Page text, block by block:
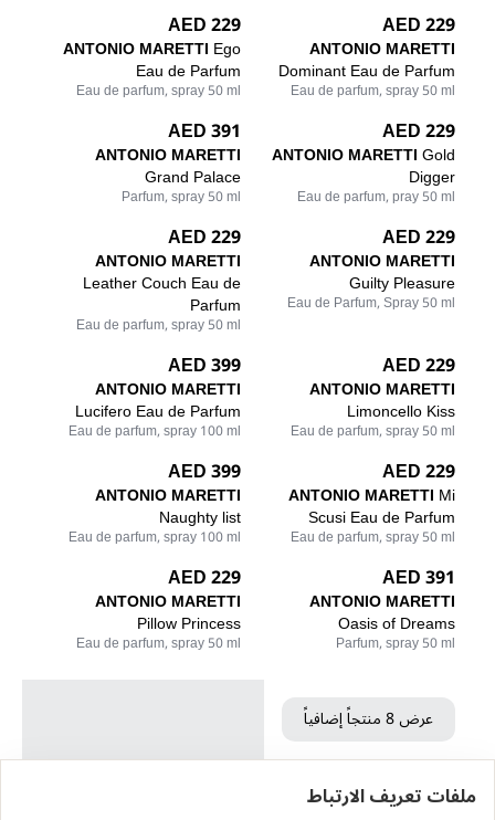
229 AED
ANTONIO MARETTI
Dominant Eau de Parfum
Eau de parfum, spray 50 ml
229 AED
ANTONIO MARETTI Ego
Eau de Parfum
Eau de parfum, spray 50 ml
229 AED
ANTONIO MARETTIGold
Digger
Eau de parfum, pray 50 ml
391 AED
ANTONIO MARETTI
Grand Palace
Parfum, spray 50 ml
229 AED
ANTONIO MARETTI
Guilty Pleasure
Eau de Parfum, Spray 50 ml
229 AED
ANTONIO MARETTI
Leather Couch Eau de
Parfum
Eau de parfum, spray 50 ml
229 AED
ANTONIO MARETTI
Limoncello Kiss
Eau de parfum, spray 50 ml
399 AED
ANTONIO MARETTI
Lucifero Eau de Parfum
Eau de parfum, spray 100 ml
229 AED
ANTONIO MARETTI Mi
Scusi Eau de Parfum
Eau de parfum, spray 50 ml
399 AED
ANTONIO MARETTI
Naughty list
Eau de parfum, spray 100 ml
391 AED
ANTONIO MARETTI
Oasis of Dreams
Parfum, spray 50 ml
229 AED
ANTONIO MARETTI
Pillow Princess
Eau de parfum, spray 50 ml
عرض 8 منتجاً إضافياً
الرئيسية الكتالوج سلة التسوقملفات تعريف الارتباط